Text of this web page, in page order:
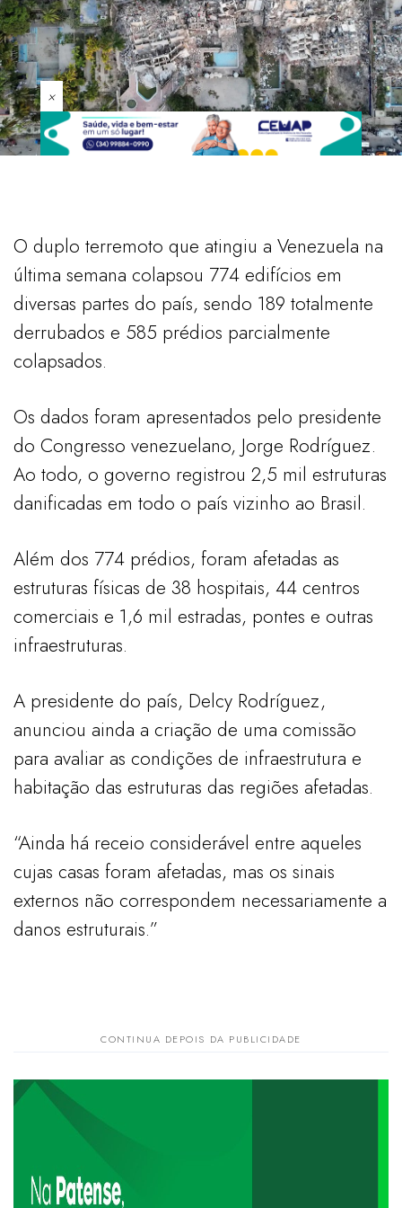
×
O duplo terremoto que atingiu a Venezuela na
última semana colapsou 774 edifícios em
diversas partes do país, sendo 189 totalmente
derrubados e 585 prédios parcialmente
colapsados.
Os dados foram apresentados pelo presidente
do Congresso venezuelano, Jorge Rodríguez.
Ao todo, o governo registrou 2,5 mil estruturas
danificadas em todo o país vizinho ao Brasil.
Além dos 774 prédios, foram afetadas as
estruturas físicas de 38 hospitais, 44 centros
comerciais e 1,6 mil estradas, pontes e outras
infraestruturas.
A presidente do país, Delcy Rodríguez,
anunciou ainda a criação de uma comissão
para avaliar as condições de infraestrutura e
habitação das estruturas das regiões afetadas.
“Ainda há receio considerável entre aqueles
cujas casas foram afetadas, mas os sinais
externos não correspondem necessariamente a
danos estruturais.”